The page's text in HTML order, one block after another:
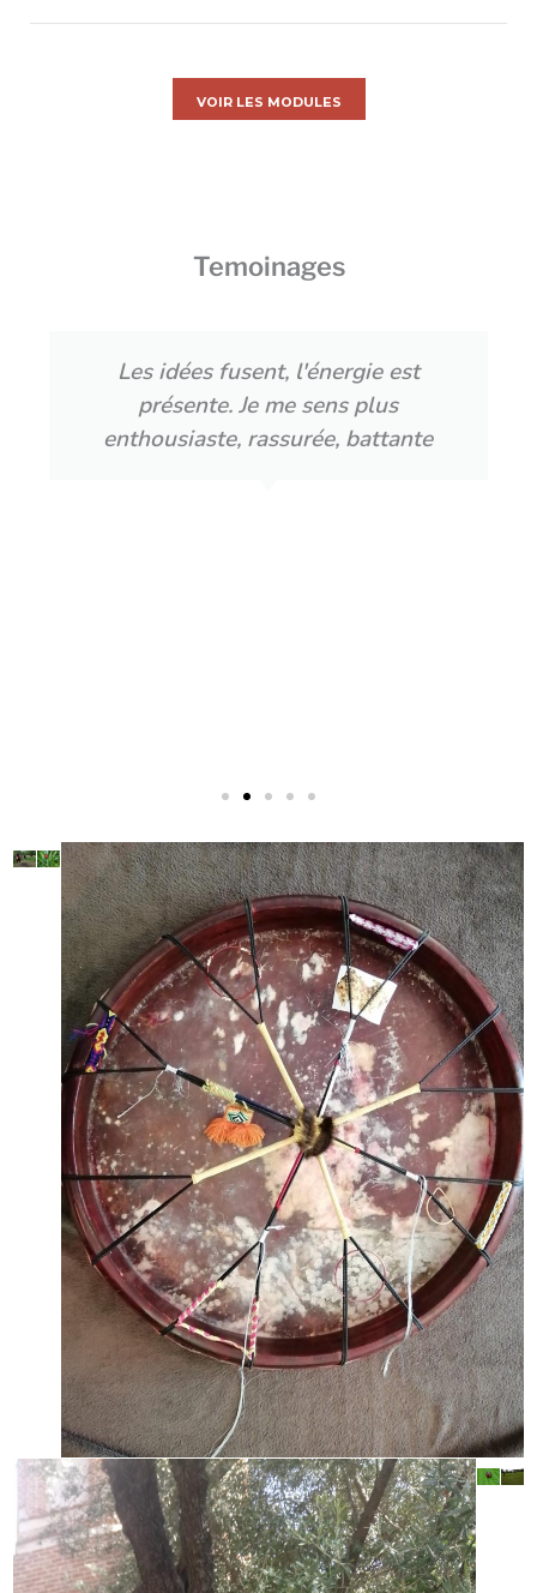
VOIR LES MODULES
Temoinages
Les idées fusent, l'énergie est
présente. Je me sens plus
enthousiaste, rassurée, battante